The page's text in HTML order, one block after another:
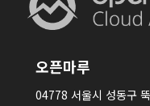
오픈마루
04778 서울시 성동구